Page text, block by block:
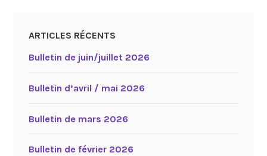
ARTICLES RÉCENTS
Bulletin de juin/juillet 2026
Bulletin d’avril / mai 2026
Bulletin de mars 2026
Bulletin de février 2026